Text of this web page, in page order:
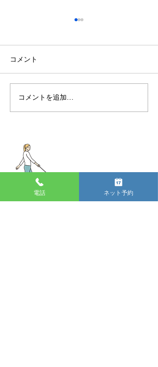
コメント
コメントを追加…
電話 ネット予約